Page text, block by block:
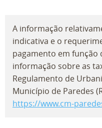
A informação
indicativa e o
pagamento em função
informação sobre as
Regulamento de
Município de Paredes
https://www.cm-